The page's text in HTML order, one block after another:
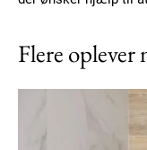
Flere oplever